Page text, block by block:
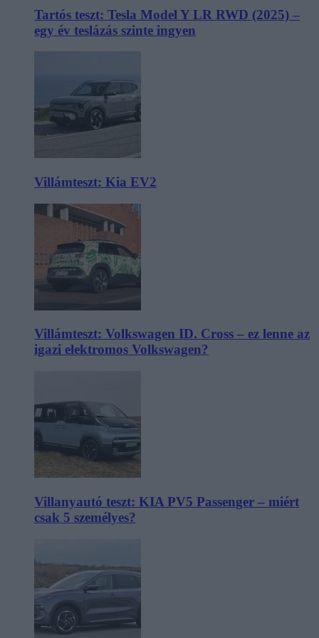
Tartós teszt: Tesla Model Y LR RWD (2025) –
egy év teslázás szinte ingyen
Villámteszt: Kia EV2
Villámteszt: Volkswagen ID. Cross – ez lenne az
igazi elektromos Volkswagen?
Villanyautó teszt: KIA PV5 Passenger – miért
csak 5 személyes?